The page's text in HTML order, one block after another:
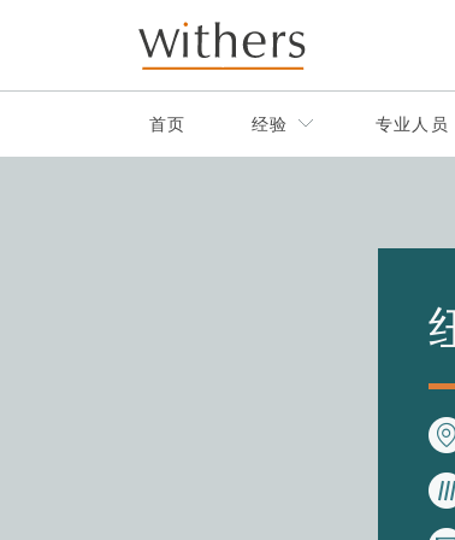
Skip to main content
首页 经验 专业人员